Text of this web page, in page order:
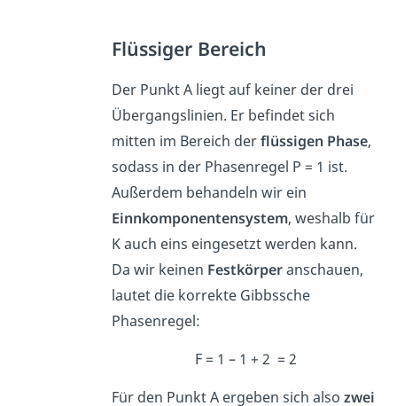
Flüssiger Bereich
Der Punkt A liegt auf keiner der drei
Übergangslinien. Er befindet sich
mitten im Bereich derflüssigen Phase,
sodass in der Phasenregel P = 1 ist.
Außerdem behandeln wir ein
Einnkomponentensystem, weshalb für
K auch eins eingesetzt werden kann.
Da wir keinen Festkörperanschauen,
lautet die korrekte Gibbssche
Phasenregel:
F = 1 – 1 + 2 = 2
Für den Punkt A ergeben sich alsozwei